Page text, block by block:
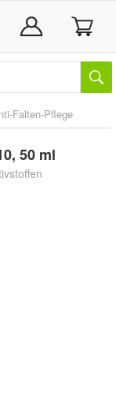
Falten-Pflege
50 ml